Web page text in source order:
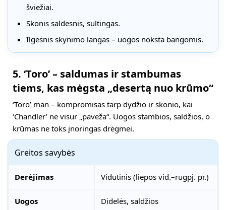
šviežiai.
Skonis saldesnis, sultingas.
Ilgesnis skynimo langas – uogos noksta bangomis.
5. ‘Toro’ – saldumas ir stambumas
tiems, kas mėgsta „desertą nuo krūmo“
‘Toro’ man – kompromisas tarp dydžio ir skonio, kai
‘Chandler’ ne visur „paveža“. Uogos stambios, saldžios, o
krūmas ne toks įnoringas drėgmei.
Greitos savybės
Derėjimas Vidutinis (liepos vid.–rugpj. pr.)
Uogos Didelės, saldžios